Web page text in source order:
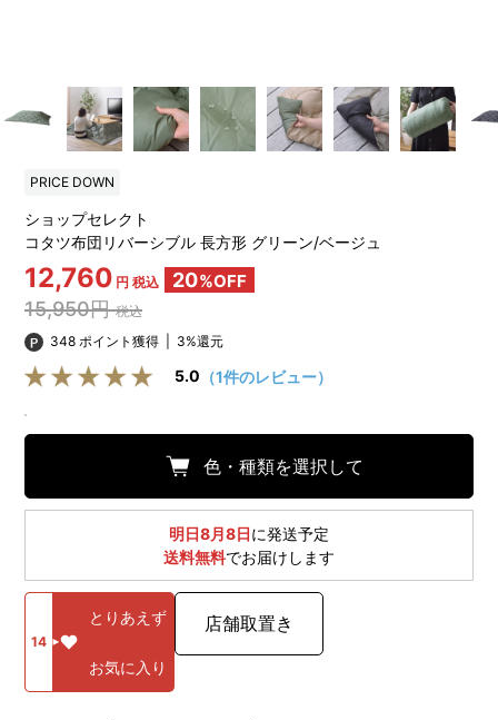
PRICE DOWN
ショップセレクト
コタツ布団リバーシブル 長方形 グリーン/ベージュ
12,760 円 税込 20%OFF
15,950円税込
348 ポイント獲得
3%還元
5.0 （1件のレビュー）
色・種類を選択して
明日8月8日に発送予定
送料無料でお届けします
14
とりあえず
お気に入り
店舗取置き